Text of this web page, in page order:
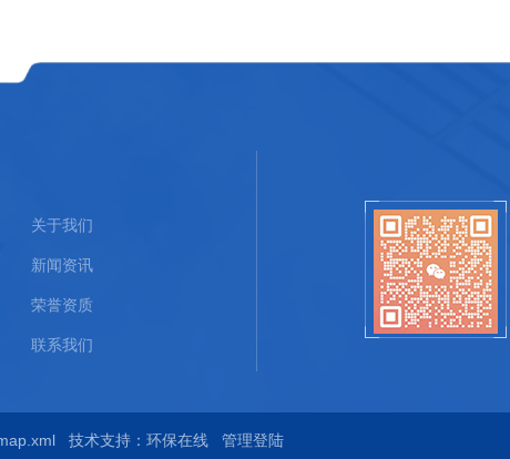
关于我们
新闻资讯
荣誉资质
联系我们
技术支持： 环保在线 管理登陆